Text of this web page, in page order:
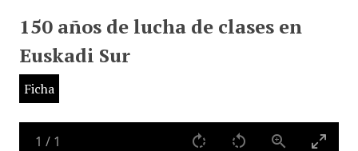
150 años de lucha de clases en
Euskadi Sur
Ficha
1 / 1